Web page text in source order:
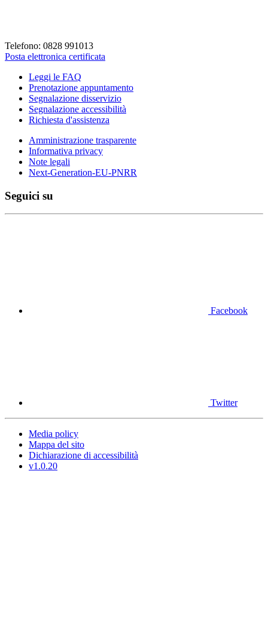
Telefono: 0828 991013
Posta elettronica certificata
Leggi le FAQ
Prenotazione appuntamento
Segnalazione disservizio
Segnalazione accessibilità
Richiesta d'assistenza
Amministrazione trasparente
Informativa privacy
Note legali
Next-Generation-EU-PNRR
Seguici su
Facebook
Twitter
Media policy
Mappa del sito
Dichiarazione di accessibilità
v1.0.20